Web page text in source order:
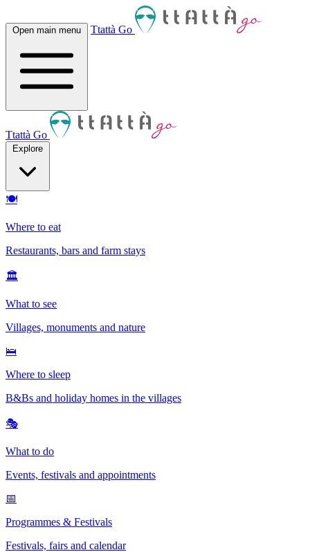
Open main menu Ttattà Go
Ttattà Go
Explore
🍽
Where to eat
Restaurants, bars and farm stays
🏛
What to see
Villages, monuments and nature
🛌
Where to sleep
B&Bs and holiday homes in the villages
🎭
What to do
Events, festivals and appointments
📅
Programmes & Festivals
Festivals, fairs and calendar